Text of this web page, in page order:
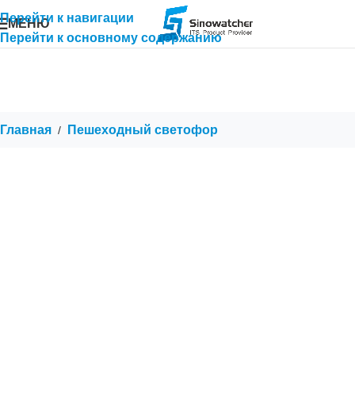
Перейти к навигации
Перейти к основному содержанию
МЕНЮ
Главная / Пешеходный светофор